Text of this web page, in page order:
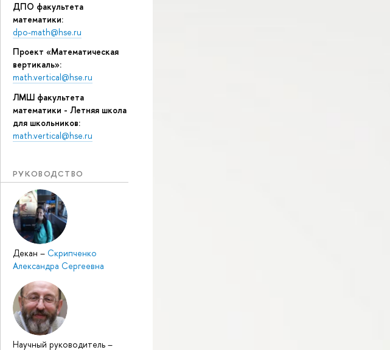
ДПО факультета
математики:
dpo-math@hse.ru
Проект «Математическая
вертикаль»:
math.vertical@hse.ru
ЛМШ факультета
математики - Летняя школа
для школьников:
math.vertical@hse.ru
РУКОВОДСТВО
Декан – Скрипченко
Александра Сергеевна
Научный руководитель –